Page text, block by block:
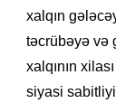
xalqın
təcrübəyə və
xalqının
siyasi